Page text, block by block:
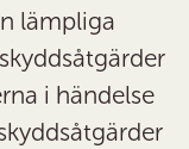
lämpliga
i händelse